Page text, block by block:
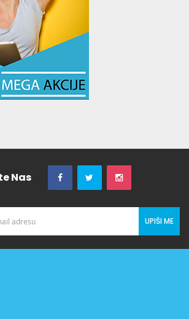
Nas
UPIŠI ME